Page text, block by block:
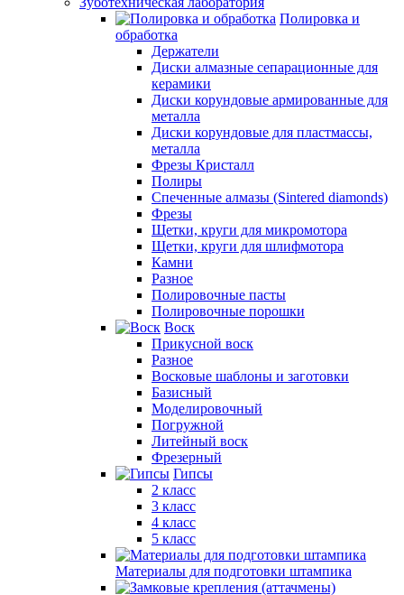
Полировка и
обработка
Держатели
Диски алмазные сепарационные для
керамики
Диски корундовые армированные для
металла
Диски корундовые для пластмассы,
металла
Фрезы Кристалл
Полиры
Спеченные алмазы (Sintered diamonds)
Фрезы
Щетки, круги для микромотора
Щетки, круги для шлифмотора
Камни
Разное
Полировочные пасты
Полировочные порошки
Воск
Прикусной воск
Разное
Восковые шаблоны и заготовки
Базисный
Моделировочный
Погружной
Литейный воск
Фрезерный
Гипсы
2 класс
3 класс
4 класс
5 класс
Материалы для подготовки штампика